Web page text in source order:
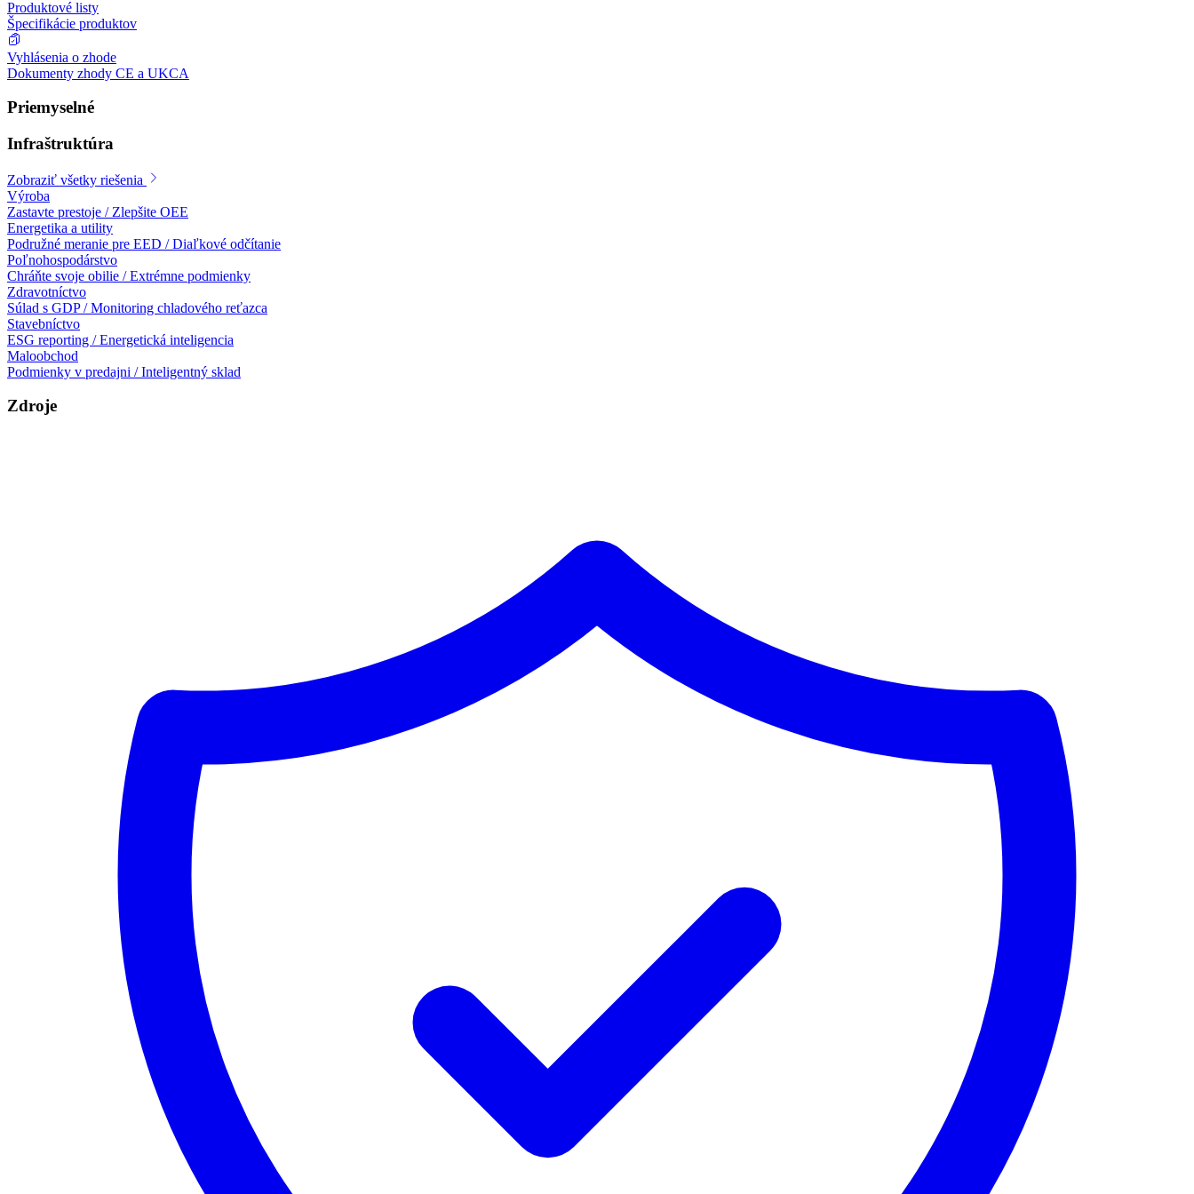
Produktové listy
Špecifikácie produktov
Vyhlásenia o zhode
Dokumenty zhody CE a UKCA
Priemyselné
Infraštruktúra
Zobraziť všetky riešenia
Výroba
Zastavte prestoje / Zlepšite OEE
Energetika a utility
Podružné meranie pre EED / Diaľkové odčítanie
Poľnohospodárstvo
Chráňte svoje obilie / Extrémne podmienky
Zdravotníctvo
Súlad s GDP / Monitoring chladového reťazca
Stavebníctvo
ESG reporting / Energetická inteligencia
Maloobchod
Podmienky v predajni / Inteligentný sklad
Zdroje